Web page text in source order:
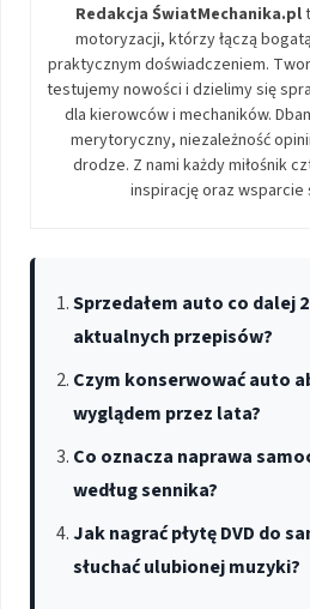
Redakcja ŚwiatMechanika.pl
motoryzacji, którzy łączą
praktycznym doświadczeniem.
testujemy nowości i dzielimy się
dla kierowców i mechaników.
merytoryczny, niezależność
drodze. Z nami każdy miłośnik
inspirację oraz wsparcie
Sprzedałem auto co dalej
aktualnych przepisów?
Czym konserwować auto
wyglądem przez lata?
Co oznacza naprawa
według sennika?
Jak nagrać płytę DVD do
słuchać ulubionej muzyki?